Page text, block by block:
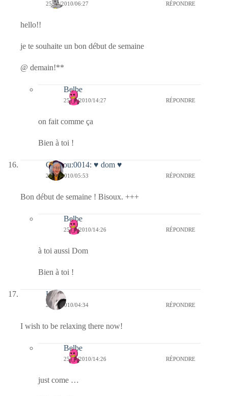
25/10/2010/06:27 RÉPONDRE
hello!!
je te souhaite un bon début de semaine
@ demain!**
Belbe
25/10/2010/14:27 RÉPONDRE
on fait comme ça
Bien à toi !
Coucou:0014: ♥ dom ♥
25/10/2010/05:53 RÉPONDRE
Bon début de semaine ! Bisoux. +++
Belbe
25/10/2010/14:26 RÉPONDRE
à toi aussi Dom
Bien à toi !
Kala
25/10/2010/04:34 RÉPONDRE
I wish to be relaxing there now!
Belbe
25/10/2010/14:26 RÉPONDRE
just come …